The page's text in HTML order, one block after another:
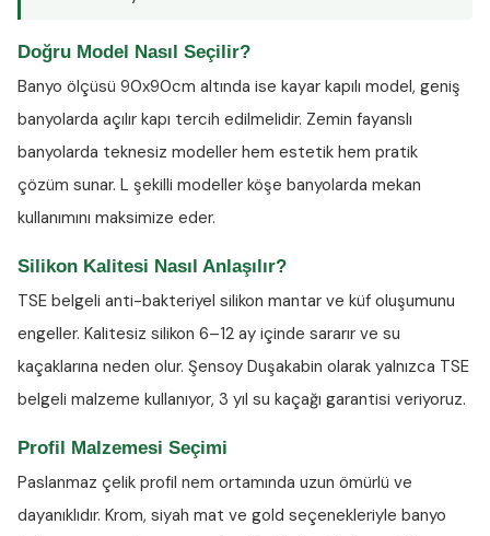
Doğru Model Nasıl Seçilir?
Banyo ölçüsü 90x90cm altında ise kayar kapılı model, geniş
banyolarda açılır kapı tercih edilmelidir. Zemin fayanslı
banyolarda teknesiz modeller hem estetik hem pratik
çözüm sunar. L şekilli modeller köşe banyolarda mekan
kullanımını maksimize eder.
Silikon Kalitesi Nasıl Anlaşılır?
TSE belgeli anti-bakteriyel silikon mantar ve küf oluşumunu
engeller. Kalitesiz silikon 6–12 ay içinde sararır ve su
kaçaklarına neden olur. Şensoy Duşakabin olarak yalnızca TSE
belgeli malzeme kullanıyor, 3 yıl su kaçağı garantisi veriyoruz.
Profil Malzemesi Seçimi
Paslanmaz çelik profil nem ortamında uzun ömürlü ve
dayanıklıdır. Krom, siyah mat ve gold seçenekleriyle banyo